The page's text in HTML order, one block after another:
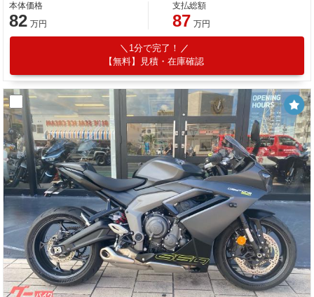
本体価格
82 万円
支払総額
87 万円
1分で完了！
【無料】見積・在庫確認